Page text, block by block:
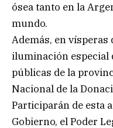
ósea tanto en la
mundo.
Además, en vísperas
iluminación
públicas de la
Nacional de la
Participarán de esta
Gobierno, el Poder